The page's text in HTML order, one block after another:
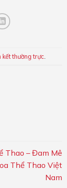
kết thường trực
Thao – Đam Mê
Thể Thao Việt
Nam